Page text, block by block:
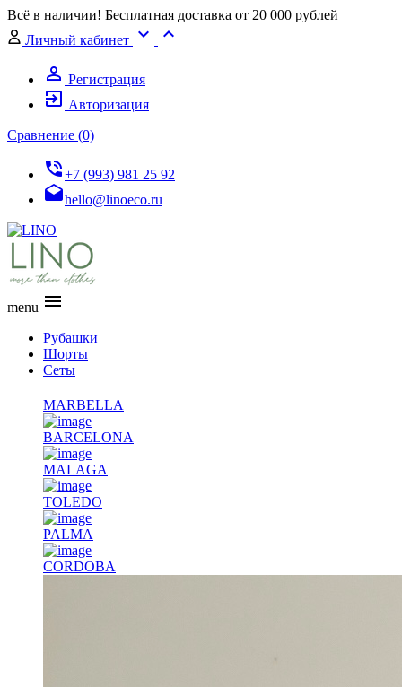
Всё в наличии! Бесплатная доставка от 20 000 рублей
Личный кабинет expand_more
expand_less
person_outline Регистрация
exit_to_app Авторизация
Сравнение (0)
phone_in_talk+7 (993) 981 25 92
draftshello@linoeco.ru
menu menu
Рубашки
Шорты
Сеты
MARBELLA
BARCELONA
MALAGA
TOLEDO
PALMA
CORDOBA